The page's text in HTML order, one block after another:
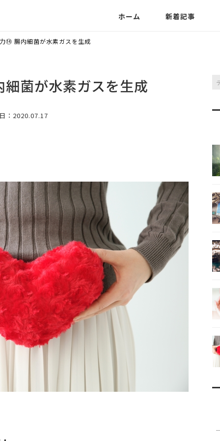
ホーム 新着記事
⑭ 腸内細菌が水素ガスを生成
菌が水素ガスを生成
：2020.07.17